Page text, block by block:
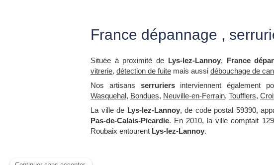
France dépannage ,
Située à proximité de Lys-lez-Lannoy, France
vitrerie, détection de fuite mais aussi débouchage de
Nos artisans serruriersinterviennent également
Wasquehal, Bondues, Neuville-en-Ferrain, Toufflers,
La ville de Lys-lez-Lannoy, de code postal 59390,
Pas-de-Calais-Picardie. En 2010, la ville comptait
Roubaix entourent Lys-lez-Lannoy.